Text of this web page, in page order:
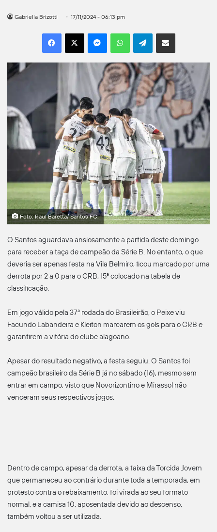
Gabriella Brizotti 17/11/2024 - 06:13 pm
Facebook
X MessengerWhatsAppTelegramCompartilhar por e-mail
Foto: Raul Baretta/ Santos FC.
O Santos aguardava ansiosamente a partida deste domingo
para receber a taça de campeão da Série B. No entanto, o que
deveria ser apenas festa na Vila Belmiro, ficou marcado por uma
derrota por 2 a 0 para o CRB, 15ª colocado na tabela de
classificação.
Em jogo válido pela 37ª rodada do Brasileirão, o Peixe viu
Facundo Labandeira e Kleiton marcarem os gols para o CRB e
garantirem a vitória do clube alagoano.
Apesar do resultado negativo, a festa seguiu. O Santos foi
campeão brasileiro da Série B já no sábado (16), mesmo sem
entrar em campo, visto que Novorizontino e Mirassol não
venceram seus respectivos jogos.
Dentro de campo, apesar da derrota, a faixa da Torcida Jovem
que permaneceu ao contrário durante toda a temporada, em
protesto contra o rebaixamento, foi virada ao seu formato
normal, e a camisa 10, aposentada devido ao descenso,
também voltou a ser utilizada.